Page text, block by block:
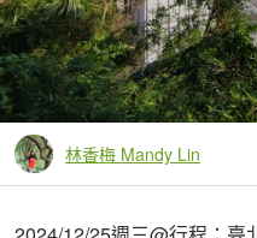
林香梅 Mandy Lin